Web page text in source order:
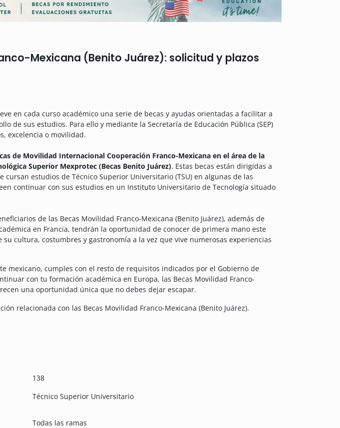
Mexicana (Benito Juárez): solicitud y plazos
en cada curso académico una serie de becas y ayudas orientadas a facilitar a
de sus estudios. Para ello y mediante la Secretaría de Educación Pública (SEP)
excelencia o movilidad.
de Movilidad Internacional Cooperación Franco-Mexicana en el área de la
Superior Mexprotec (Becas Benito Juárez). Estas becas están dirigidas a
cursan estudios de Técnico Superior Universitario (TSU) en algunas de las
continuar con sus estudios en un Instituto Universitario de Tecnología situado
de las Becas Movilidad Franco-Mexicana (Benito Juárez), además de
en Francia, tendrán la oportunidad de conocer de primera mano este
cultura, costumbres y gastronomía a la vez que vive numerosas experiencias
mexicano, cumples con el resto de requisitos indicados por el Gobierno de
con tu formación académica en Europa, las Becas Movilidad Franco-
una oportunidad única que no debes dejar escapar.
relacionada con las Becas Movilidad Franco-Mexicana (Benito Juárez).
138
Técnico Superior Universitario
Todas las ramas